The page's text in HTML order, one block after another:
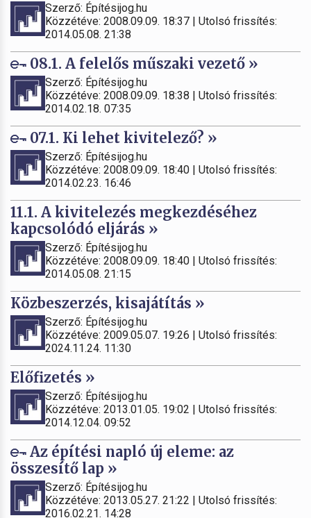
Szerző: Építésijog.hu
Közzétéve: 2008.09.09. 18:37 | Utolsó frissítés:
2014.05.08. 21:38
08.1. A felelős műszaki vezető »
Szerző: Építésijog.hu
Közzétéve: 2008.09.09. 18:38 | Utolsó frissítés:
2014.02.18. 07:35
07.1. Ki lehet kivitelező? »
Szerző: Építésijog.hu
Közzétéve: 2008.09.09. 18:40 | Utolsó frissítés:
2014.02.23. 16:46
11.1. A kivitelezés megkezdéséhez
kapcsolódó eljárás »
Szerző: Építésijog.hu
Közzétéve: 2008.09.09. 18:40 | Utolsó frissítés:
2014.05.08. 21:15
Közbeszerzés, kisajátítás »
Szerző: Építésijog.hu
Közzétéve: 2009.05.07. 19:26 | Utolsó frissítés:
2024.11.24. 11:30
Előfizetés »
Szerző: Építésijog.hu
Közzétéve: 2013.01.05. 19:02 | Utolsó frissítés:
2014.12.04. 09:52
Az építési napló új eleme: az
összesítő lap »
Szerző: Építésijog.hu
Közzétéve: 2013.05.27. 21:22 | Utolsó frissítés:
2016.02.21. 14:28